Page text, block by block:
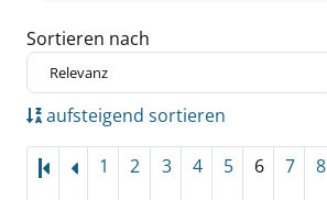
Sortieren nach
aufsteigend sortieren
1 2 3 4 5 6 7 8